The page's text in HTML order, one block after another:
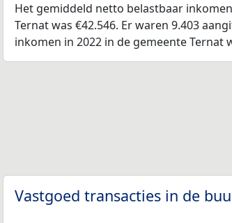
Het gemiddeld netto belastbaar
Ternat was €42.546. Er waren 9.403
inkomen in 2022 in de gemeente Ternat
Vastgoed transacties in de